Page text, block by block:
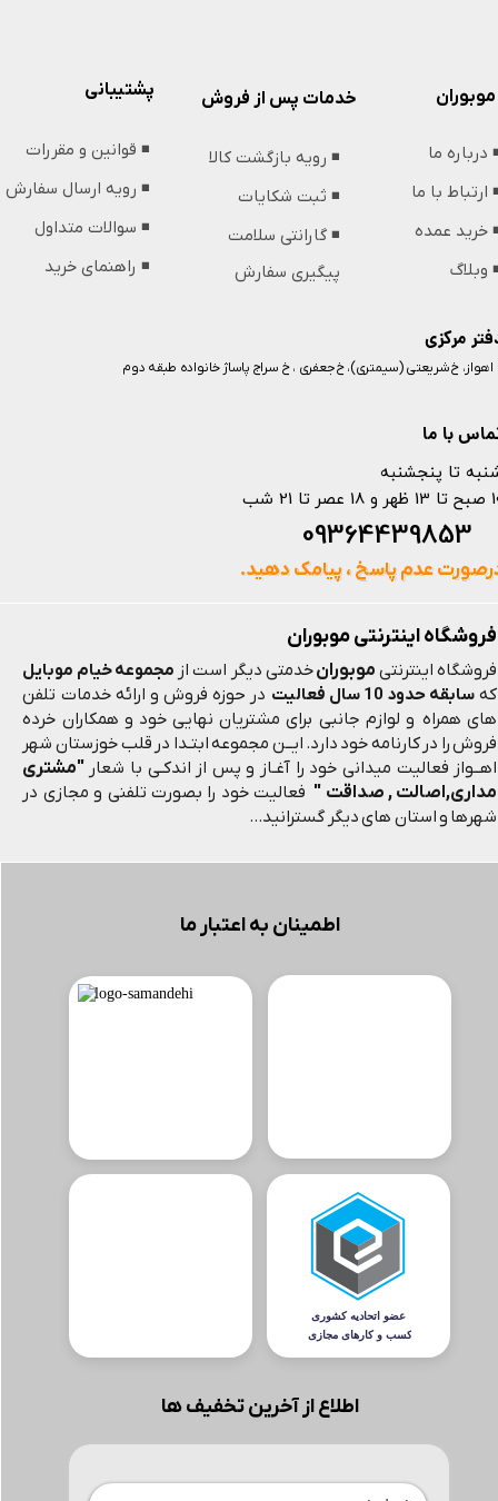
فروشگاه اینترنتی موبوران
فروشگاه اینترنتی موبورانخدمتی دیگر است از مجموعه خیام موبایل
که سابقه حدود 10 سال فعالیت
در حوزه فروش و ارائه خدمات تلفن
های همراه و لوازم جانبی برای مشتریان نهایی خود و همکاران خرده
فروش را در کارنامه خود دارد. ایــن مجموعه ابتـدا در قلب خوزستان شهر
اهــواز فعالیت میدانی خود را آغـاز و پس از اندکـی با شعار "مشتری
مداری,اصالت , صداقت " فعالیت خود را بصورت تلفنی و مجازی در
شهرها و استان های دیگر گسترانید...
اطمینان به اعتبار ما
اطلاع از آخرین تخفیف ها
مرکزی
با ما
اهواز، خ شریعتی (سیمتری)، خ جعفری ، خ سراج پاساژ خانواده طبقه دوم
تا پنجشنبه
تا 21 شب
عدم پاسخ ، پیامک دهید.
پشتیبانی
◾️ قوانین و مقررات
◾️ رویه ارسال سفارش
◾️ سوالات متداول
◾️ راهنمای خرید
موبوران
درباره ما
ارتباط با ما
خرید عمده
وبلاگ
خدمات پس از فروش
◾️ رویه بازگشت کالا
◾️ ثبت شکایات
◾️ گارانتی سلامت
پیگیری سفارش